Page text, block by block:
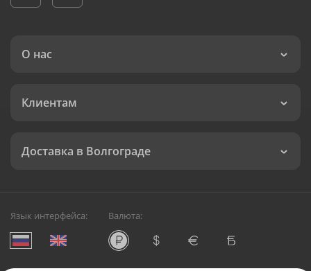
О нас
Клиентам
Доставка в Волгограде
Язык интерфейса: Валюта: